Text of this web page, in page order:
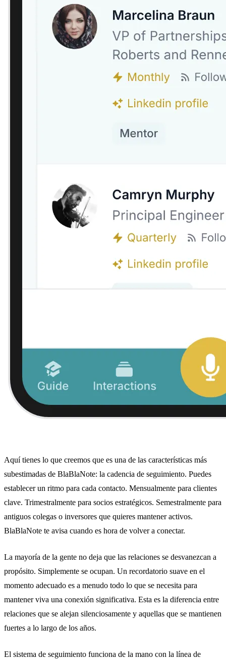
Aquí tienes lo que creemos que es una de las características más
subestimadas de BlaBlaNote: la cadencia de seguimiento. Puedes
establecer un ritmo para cada contacto. Mensualmente para clientes
clave. Trimestralmente para socios estratégicos. Semestralmente para
antiguos colegas o inversores que quieres mantener activos.
BlaBlaNote te avisa cuando es hora de volver a conectar.
La mayoría de la gente no deja que las relaciones se desvanezcan a
propósito. Simplemente se ocupan. Un recordatorio suave en el
momento adecuado es a menudo todo lo que se necesita para
mantener viva una conexión significativa. Esta es la diferencia entre
relaciones que se alejan silenciosamente y aquellas que se mantienen
fuertes a lo largo de los años.
El sistema de seguimiento funciona de la mano con la línea de